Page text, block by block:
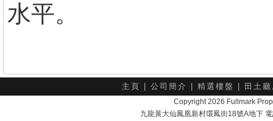
水平。
主頁 公司簡介 精選樓盤 田土
Copyright 2026 Fullmark
九龍黃大仙鳳凰新村環鳳街18號A地下